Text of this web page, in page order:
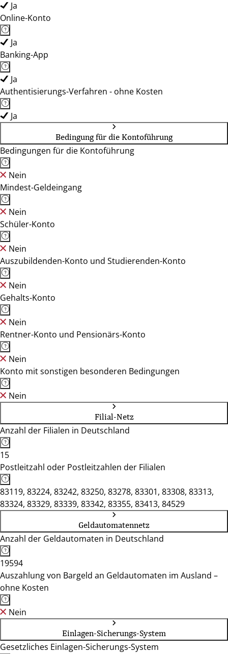
Ja
Online-Konto
Ja
Banking-App
Ja
Authentisierungs-Verfahren - ohne Kosten
Ja
Bedingung für die Kontoführung
Bedingungen für die Kontoführung
Nein
Mindest-Geldeingang
Nein
Schüler-Konto
Nein
Auszubildenden-Konto und Studierenden-Konto
Nein
Gehalts-Konto
Nein
Rentner-Konto und Pensionärs-Konto
Nein
Konto mit sonstigen besonderen Bedingungen
Nein
Filial-Netz
Anzahl der Filialen in Deutschland
15
Postleitzahl oder Postleitzahlen der Filialen
83119, 83224, 83242, 83250, 83278, 83301, 83308, 83313,
83324, 83329, 83339, 83342, 83355, 83413, 84529
Geldautomatennetz
Anzahl der Geldautomaten in Deutschland
19594
Auszahlung von Bargeld an Geldautomaten im Ausland –
ohne Kosten
Nein
Einlagen-Sicherungs-System
Gesetzliches Einlagen-Sicherungs-System